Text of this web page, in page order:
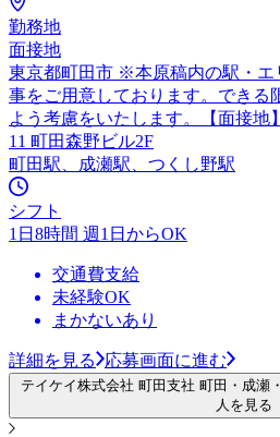
勤務地
面接地
東京都町田市 ※本原稿内の駅・エ
事をご用意しております。できる
よう考慮をいたします。【面接地
11 町田森野ビル2F
町田駅、成瀬駅、つくし野駅
シフト
1日8時間 週1日からOK
交通費支給
未経験OK
まかないあり
詳細を見る 応募画面に進む
テイケイ株式会社 町田支社 町田・成瀬
人を見る